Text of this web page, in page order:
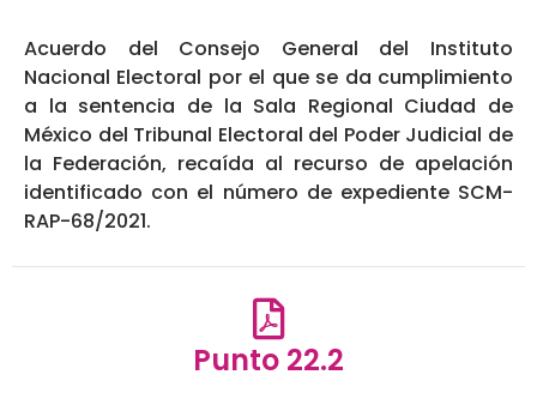
Acuerdo del Consejo General del Instituto
Nacional Electoral por el que se da cumplimiento
a la sentencia de la Sala Regional Ciudad de
México del Tribunal Electoral del Poder Judicial de
la Federación, recaída al recurso de apelación
identificado con el número de expediente SCM-
RAP-68/2021.
Punto 22.2